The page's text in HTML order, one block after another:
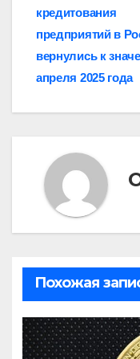
по
кредитования
предприятий в
вернулись к
апреля 2025 года
Похожая